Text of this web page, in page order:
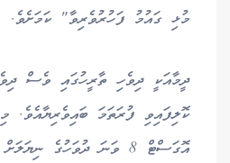
މުޅި ގައުމު ފަހުރުވެރިވާ" ކަމަށެވެ.
ދީމާއަކީ ދިވެހި ތާރީހުގައި ވެސް
އޮގަސްޓް 8 ވަނަ ދުވަހުގެ